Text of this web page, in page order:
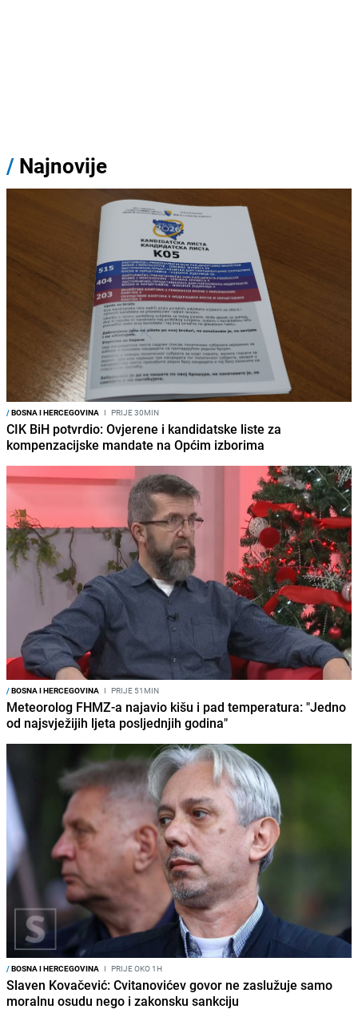
/ Najnovije
/BOSNA I HERCEGOVINA I PRIJE 30MIN
CIK BiH potvrdio: Ovjerene i kandidatske liste za
kompenzacijske mandate na Općim izborima
/BOSNA I HERCEGOVINA I PRIJE 51MIN
Meteorolog FHMZ-a najavio kišu i pad temperatura: "Jedno
od najsvježijih ljeta posljednjih godina"
/BOSNA I HERCEGOVINA I PRIJE OKO 1H
Slaven Kovačević: Cvitanovićev govor ne zaslužuje samo
moralnu osudu nego i zakonsku sankciju